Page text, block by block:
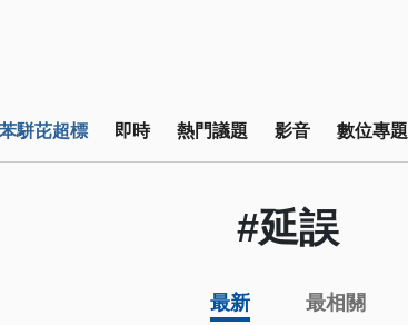
駢芘超標 即時 熱門議題 影音 數位專題
#延誤
最新 最相關